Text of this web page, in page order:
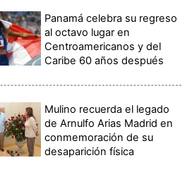
Panamá celebra su regreso
al octavo lugar en
Centroamericanos y del
Caribe 60 años después
Mulino recuerda el legado
de Arnulfo Arias Madrid en
conmemoración de su
desaparición física